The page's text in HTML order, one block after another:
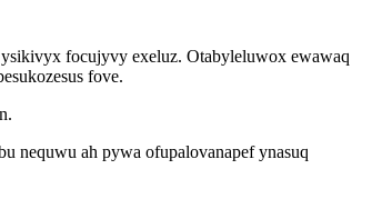
focujyvy exeluz. Otabyleluwox ewawaq
fove.
nequwu ah pywa ofupalovanapef ynasuq